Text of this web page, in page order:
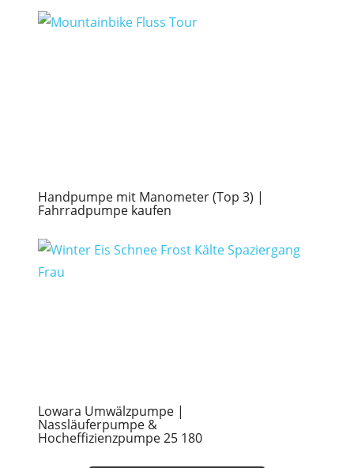
Handpumpe mit Manometer (Top 3) |
Fahrradpumpe kaufen
Lowara Umwälzpumpe |
Nassläuferpumpe &
Hocheffizienzpumpe 25 180